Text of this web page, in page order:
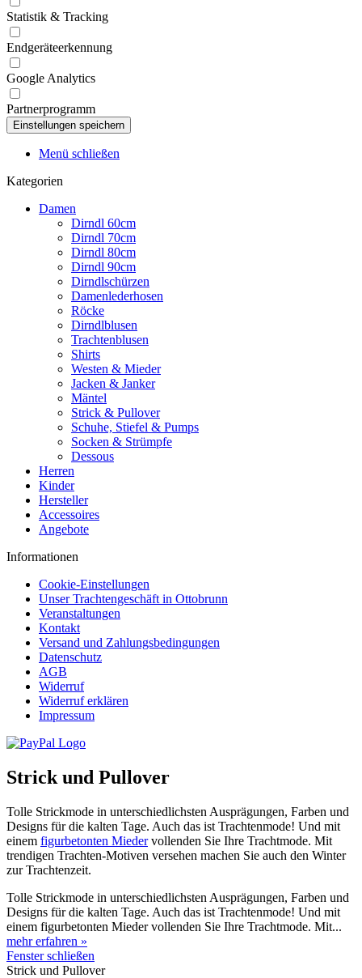
Statistik & Tracking
Endgeräteerkennung
Google Analytics
Partnerprogramm
Menü schließen
Kategorien
Damen
Dirndl 60cm
Dirndl 70cm
Dirndl 80cm
Dirndl 90cm
Dirndlschürzen
Damenlederhosen
Röcke
Dirndlblusen
Trachtenblusen
Shirts
Westen & Mieder
Jacken & Janker
Mäntel
Strick & Pullover
Schuhe, Stiefel & Pumps
Socken & Strümpfe
Dessous
Herren
Kinder
Hersteller
Accessoires
Angebote
Informationen
Cookie-Einstellungen
Unser Trachtengeschäft in Ottobrunn
Veranstaltungen
Kontakt
Versand und Zahlungsbedingungen
Datenschutz
AGB
Widerruf
Widerruf erklären
Impressum
Strick und Pullover
Tolle Strickmode in unterschiedlichsten Ausprägungen, Farben und
Designs für die kalten Tage. Auch das ist Trachtenmode! Und mit
einem figurbetonten Miedervollenden Sie Ihre Trachtmode. Mit
trendigen Trachten-Motiven versehen machen Sie auch den Winter
zur Trachtenzeit.
Tolle Strickmode in unterschiedlichsten Ausprägungen, Farben und
Designs für die kalten Tage. Auch das ist Trachtenmode! Und mit
einem figurbetonten Mieder vollenden Sie Ihre Trachtmode. Mit...
mehr erfahren »
Fenster schließen
Strick und Pullover